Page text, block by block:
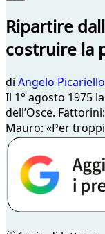
Ripartire
costruire la
di Angelo Picariello
Il 1° agosto 1975
dell’Osce.
Mauro: «Per